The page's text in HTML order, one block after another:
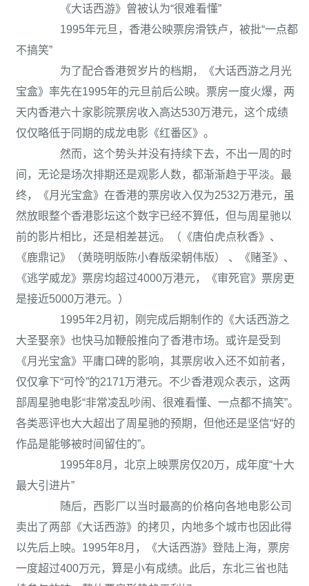
《大话西游》曾被认为“很难看懂”
1995年元旦，香港公映票房滑铁卢，被批“一点都
不搞笑”
为了配合香港贺岁片的档期，《大话西游之月光
宝盒》率先在1995年的元旦前后公映。票房一度火爆，两
天内香港六十家影院票房收入高达530万港元，这个成绩
仅仅略低于同期的成龙电影《红番区》。
然而，这个势头并没有持续下去，不出一周的时
间，无论是场次排期还是观影人数，都渐渐趋于平淡。最
终，《月光宝盒》在香港的票房收入仅为2532万港元，虽
然放眼整个香港影坛这个数字已经不算低，但与周星驰以
前的影片相比，还是相差甚远。（《唐伯虎点秋香》、
《鹿鼎记》（黄晓明版陈小春版梁朝伟版） 、《赌圣》、
《逃学威龙》票房均超过4000万港元，《审死官》票房更
是接近5000万港元。）
1995年2月初，刚完成后期制作的《大话西游之
大圣娶亲》也快马加鞭般推向了香港市场。或许是受到
《月光宝盒》平庸口碑的影响，其票房收入还不如前者，
仅仅拿下“可怜”的2171万港元。不少香港观众表示，这两
部周星驰电影“非常凌乱吵闹、很难看懂、一点都不搞笑”。
各类恶评也大大超出了周星驰的预期，但他还是坚信“好的
作品是能够被时间留住的”。
1995年8月，北京上映票房仅20万，成年度“十大
最大引进片”
随后，西影厂以当时最高的价格向各地电影公司
卖出了两部《大话西游》的拷贝，内地多个城市也因此得
以先后上映。1995年8月，《大话西游》登陆上海，票房
一度超过400万元，算是小有成绩。此后，东北三省也陆